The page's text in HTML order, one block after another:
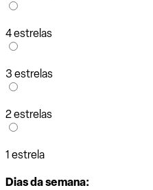
4 estrelas
3 estrelas
2 estrelas
1 estrela
Dias da semana: